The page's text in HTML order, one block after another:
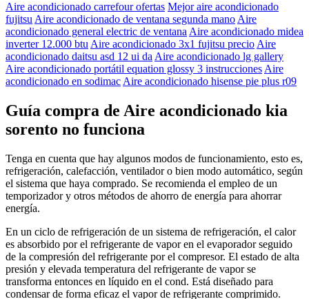
Aire acondicionado carrefour ofertas Mejor aire acondicionado
fujitsu Aire acondicionado de ventana segunda mano Aire
acondicionado general electric de ventana Aire acondicionado midea
inverter 12.000 btu Aire acondicionado 3x1 fujitsu precio Aire
acondicionado daitsu asd 12 ui da Aire acondicionado lg gallery
Aire acondicionado portátil equation glossy 3 instrucciones Aire
acondicionado en sodimac Aire acondicionado hisense pie plus r09
Guía compra de Aire acondicionado kia
sorento no funciona
Tenga en cuenta que hay algunos modos de funcionamiento, esto es,
refrigeración, calefacción, ventilador o bien modo automático, según
el sistema que haya comprado. Se recomienda el empleo de un
temporizador y otros métodos de ahorro de energía para ahorrar
energía.
En un ciclo de refrigeración de un sistema de refrigeración, el calor
es absorbido por el refrigerante de vapor en el evaporador seguido
de la compresión del refrigerante por el compresor. El estado de alta
presión y elevada temperatura del refrigerante de vapor se
transforma entonces en líquido en el cond. Está diseñado para
condensar de forma eficaz el vapor de refrigerante comprimido.